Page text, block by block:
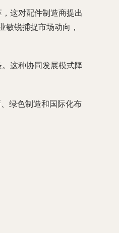
这对配件制造商提出
锐捕捉市场动向，
这种协同发展模式降
绿色制造和国际化布